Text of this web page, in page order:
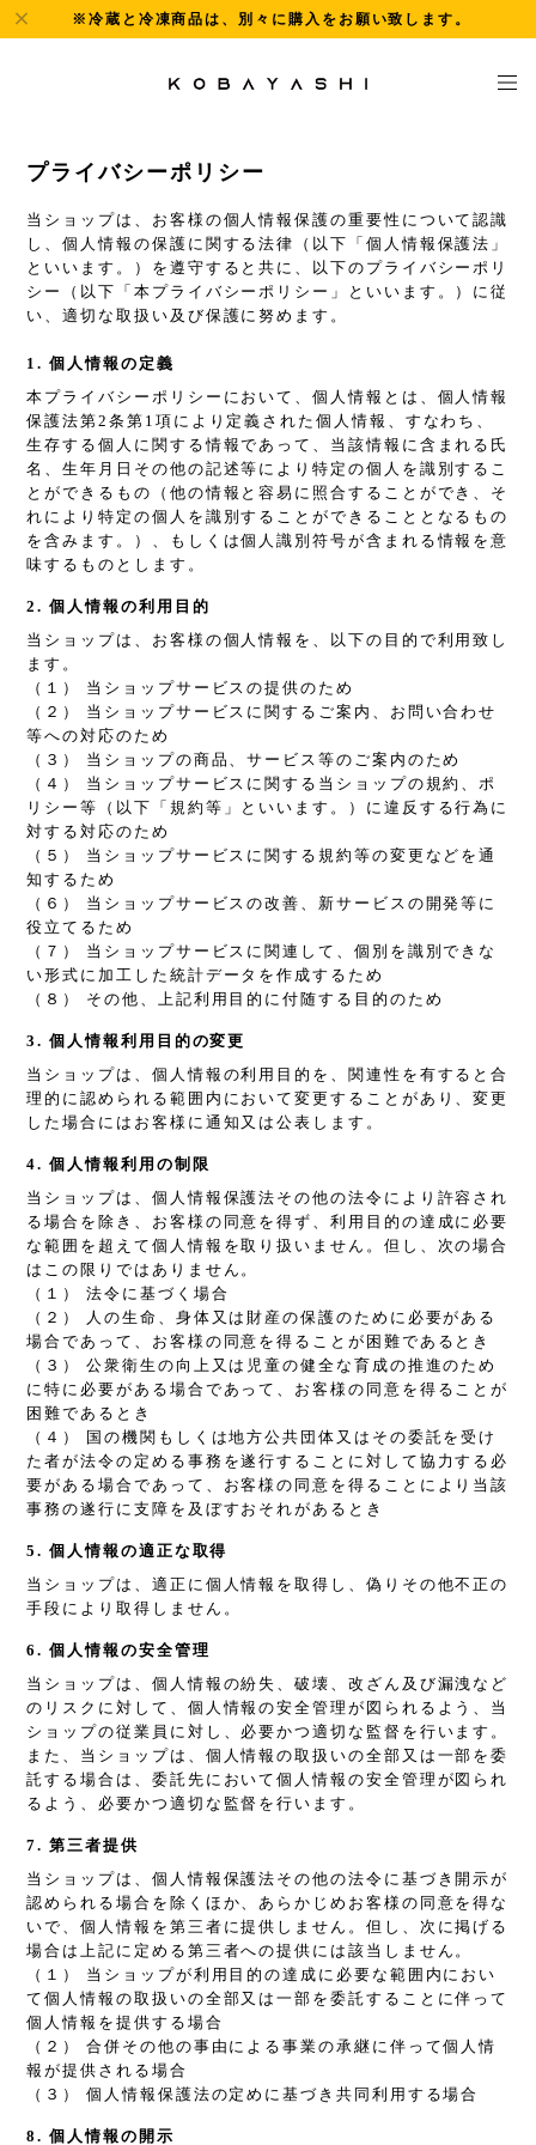
※冷蔵と冷凍商品は、別々に購入をお願い致します。
プライバシーポリシー
当ショップは、お客様の個人情報保護の重要性について認識
し、個人情報の保護に関する法律（以下「個人情報保護法」
といいます。）を遵守すると共に、以下のプライバシーポリ
シー（以下「本プライバシーポリシー」といいます。）に従
い、適切な取扱い及び保護に努めます。
1. 個人情報の定義
本プライバシーポリシーにおいて、個人情報とは、個人情報
保護法第2条第1項により定義された個人情報、すなわち、
生存する個人に関する情報であって、当該情報に含まれる氏
名、生年月日その他の記述等により特定の個人を識別するこ
とができるもの（他の情報と容易に照合することができ、そ
れにより特定の個人を識別することができることとなるもの
を含みます。）、もしくは個人識別符号が含まれる情報を意
味するものとします。
2. 個人情報の利用目的
当ショップは、お客様の個人情報を、以下の目的で利用致し
ます。
（１） 当ショップサービスの提供のため
（２） 当ショップサービスに関するご案内、お問い合わせ
等への対応のため
（３） 当ショップの商品、サービス等のご案内のため
（４） 当ショップサービスに関する当ショップの規約、ポ
リシー等（以下「規約等」といいます。）に違反する行為に
対する対応のため
（５） 当ショップサービスに関する規約等の変更などを通
知するため
（６） 当ショップサービスの改善、新サービスの開発等に
役立てるため
（７） 当ショップサービスに関連して、個別を識別できな
い形式に加工した統計データを作成するため
（８） その他、上記利用目的に付随する目的のため
3. 個人情報利用目的の変更
当ショップは、個人情報の利用目的を、関連性を有すると合
理的に認められる範囲内において変更することがあり、変更
した場合にはお客様に通知又は公表します。
4. 個人情報利用の制限
当ショップは、個人情報保護法その他の法令により許容され
る場合を除き、お客様の同意を得ず、利用目的の達成に必要
な範囲を超えて個人情報を取り扱いません。但し、次の場合
はこの限りではありません。
（１） 法令に基づく場合
（２） 人の生命、身体又は財産の保護のために必要がある
場合であって、お客様の同意を得ることが困難であるとき
（３） 公衆衛生の向上又は児童の健全な育成の推進のため
に特に必要がある場合であって、お客様の同意を得ることが
困難であるとき
（４） 国の機関もしくは地方公共団体又はその委託を受け
た者が法令の定める事務を遂行することに対して協力する必
要がある場合であって、お客様の同意を得ることにより当該
事務の遂行に支障を及ぼすおそれがあるとき
5. 個人情報の適正な取得
当ショップは、適正に個人情報を取得し、偽りその他不正の
手段により取得しません。
6. 個人情報の安全管理
当ショップは、個人情報の紛失、破壊、改ざん及び漏洩など
のリスクに対して、個人情報の安全管理が図られるよう、当
ショップの従業員に対し、必要かつ適切な監督を行います。
また、当ショップは、個人情報の取扱いの全部又は一部を委
託する場合は、委託先において個人情報の安全管理が図られ
るよう、必要かつ適切な監督を行います。
7. 第三者提供
当ショップは、個人情報保護法その他の法令に基づき開示が
認められる場合を除くほか、あらかじめお客様の同意を得な
いで、個人情報を第三者に提供しません。但し、次に掲げる
場合は上記に定める第三者への提供には該当しません。
（１） 当ショップが利用目的の達成に必要な範囲内におい
て個人情報の取扱いの全部又は一部を委託することに伴って
個人情報を提供する場合
（２） 合併その他の事由による事業の承継に伴って個人情
報が提供される場合
（３） 個人情報保護法の定めに基づき共同利用する場合
8. 個人情報の開示